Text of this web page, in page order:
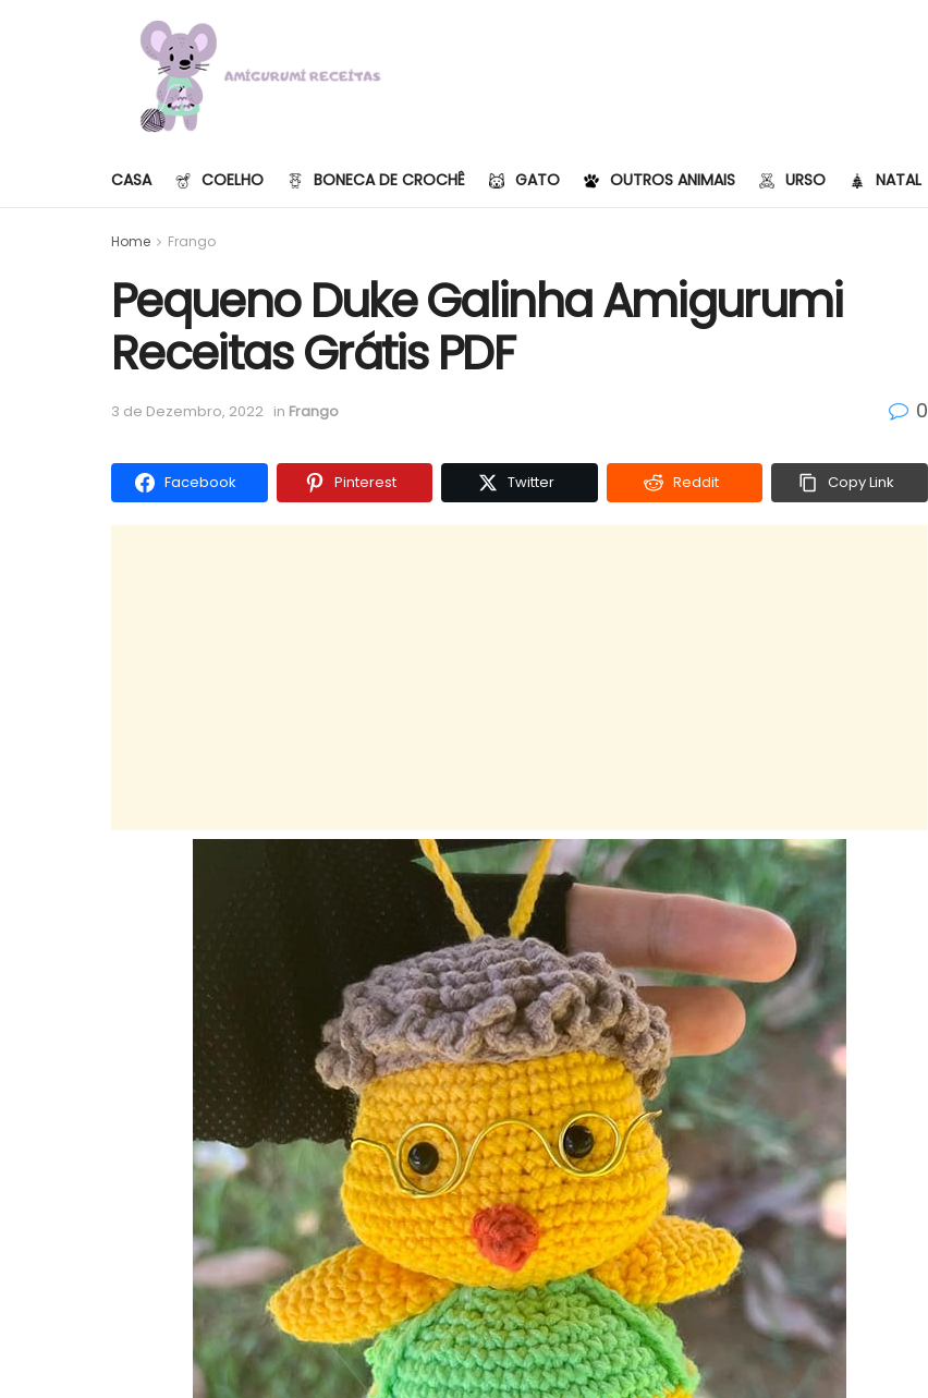
CASA COELHO BONECA DE CROCHÊ GATO OUTROS ANIMAIS URSO NATAL
Home Frango
Pequeno Duke Galinha Amigurumi
Receitas Grátis PDF
3 de Dezembro, 2022 in Frango 0
Facebook Pinterest Twitter Reddit Copy Link